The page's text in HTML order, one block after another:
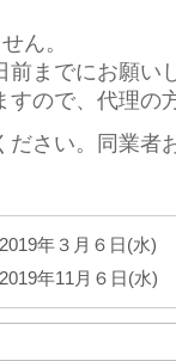
ん。
前までにお願い
ので、代理の
さい。同業者